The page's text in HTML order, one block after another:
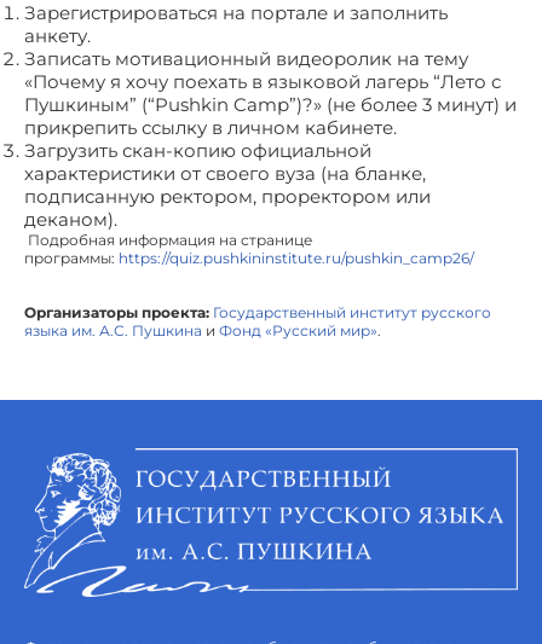
Зарегистрироваться на портале и заполнить
анкету.
Записать мотивационный видеоролик на тему
«Почему я хочу поехать в языковой лагерь “Лето с
Пушкиным” (“Pushkin Camp”)?» (не более 3 минут) и
прикрепить ссылку в личном кабинете.
Загрузить скан-копию официальной
характеристики от своего вуза (на бланке,
подписанную ректором, проректором или
деканом).
Подробная информация на странице
программы: https://quiz.pushkininstitute.ru/pushkin_camp26/
Организаторы проекта: Государственный институт русского
языка им. А.С. Пушкина и Фонд «Русский мир».